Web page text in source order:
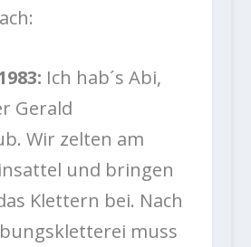
Ich hab´s Abi,
Gerald
Wir zelten am
und bringen
Klettern bei. Nach
muss